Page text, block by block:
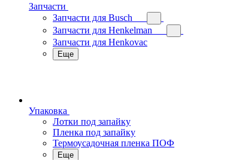
Запчасти
Запчасти для Busch
Запчасти для Henkelman
Запчасти для Henkovac
Еще
Упаковка
Лотки под запайку
Пленка под запайку
Термоусадочная пленка ПОФ
Еще